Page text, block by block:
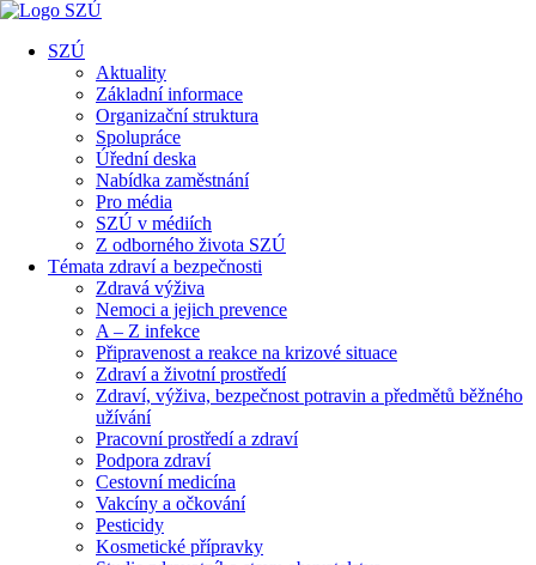
SZÚ
Aktuality
Základní informace
Organizační struktura
Spolupráce
Úřední deska
Nabídka zaměstnání
Pro média
SZÚ v médiích
Z odborného života SZÚ
Témata zdraví a bezpečnosti
Zdravá výživa
Nemoci a jejich prevence
A – Z infekce
Připravenost a reakce na krizové situace
Zdraví a životní prostředí
Zdraví, výživa, bezpečnost potravin a předmětů běžného
užívání
Pracovní prostředí a zdraví
Podpora zdraví
Cestovní medicína
Vakcíny a očkování
Pesticidy
Kosmetické přípravky